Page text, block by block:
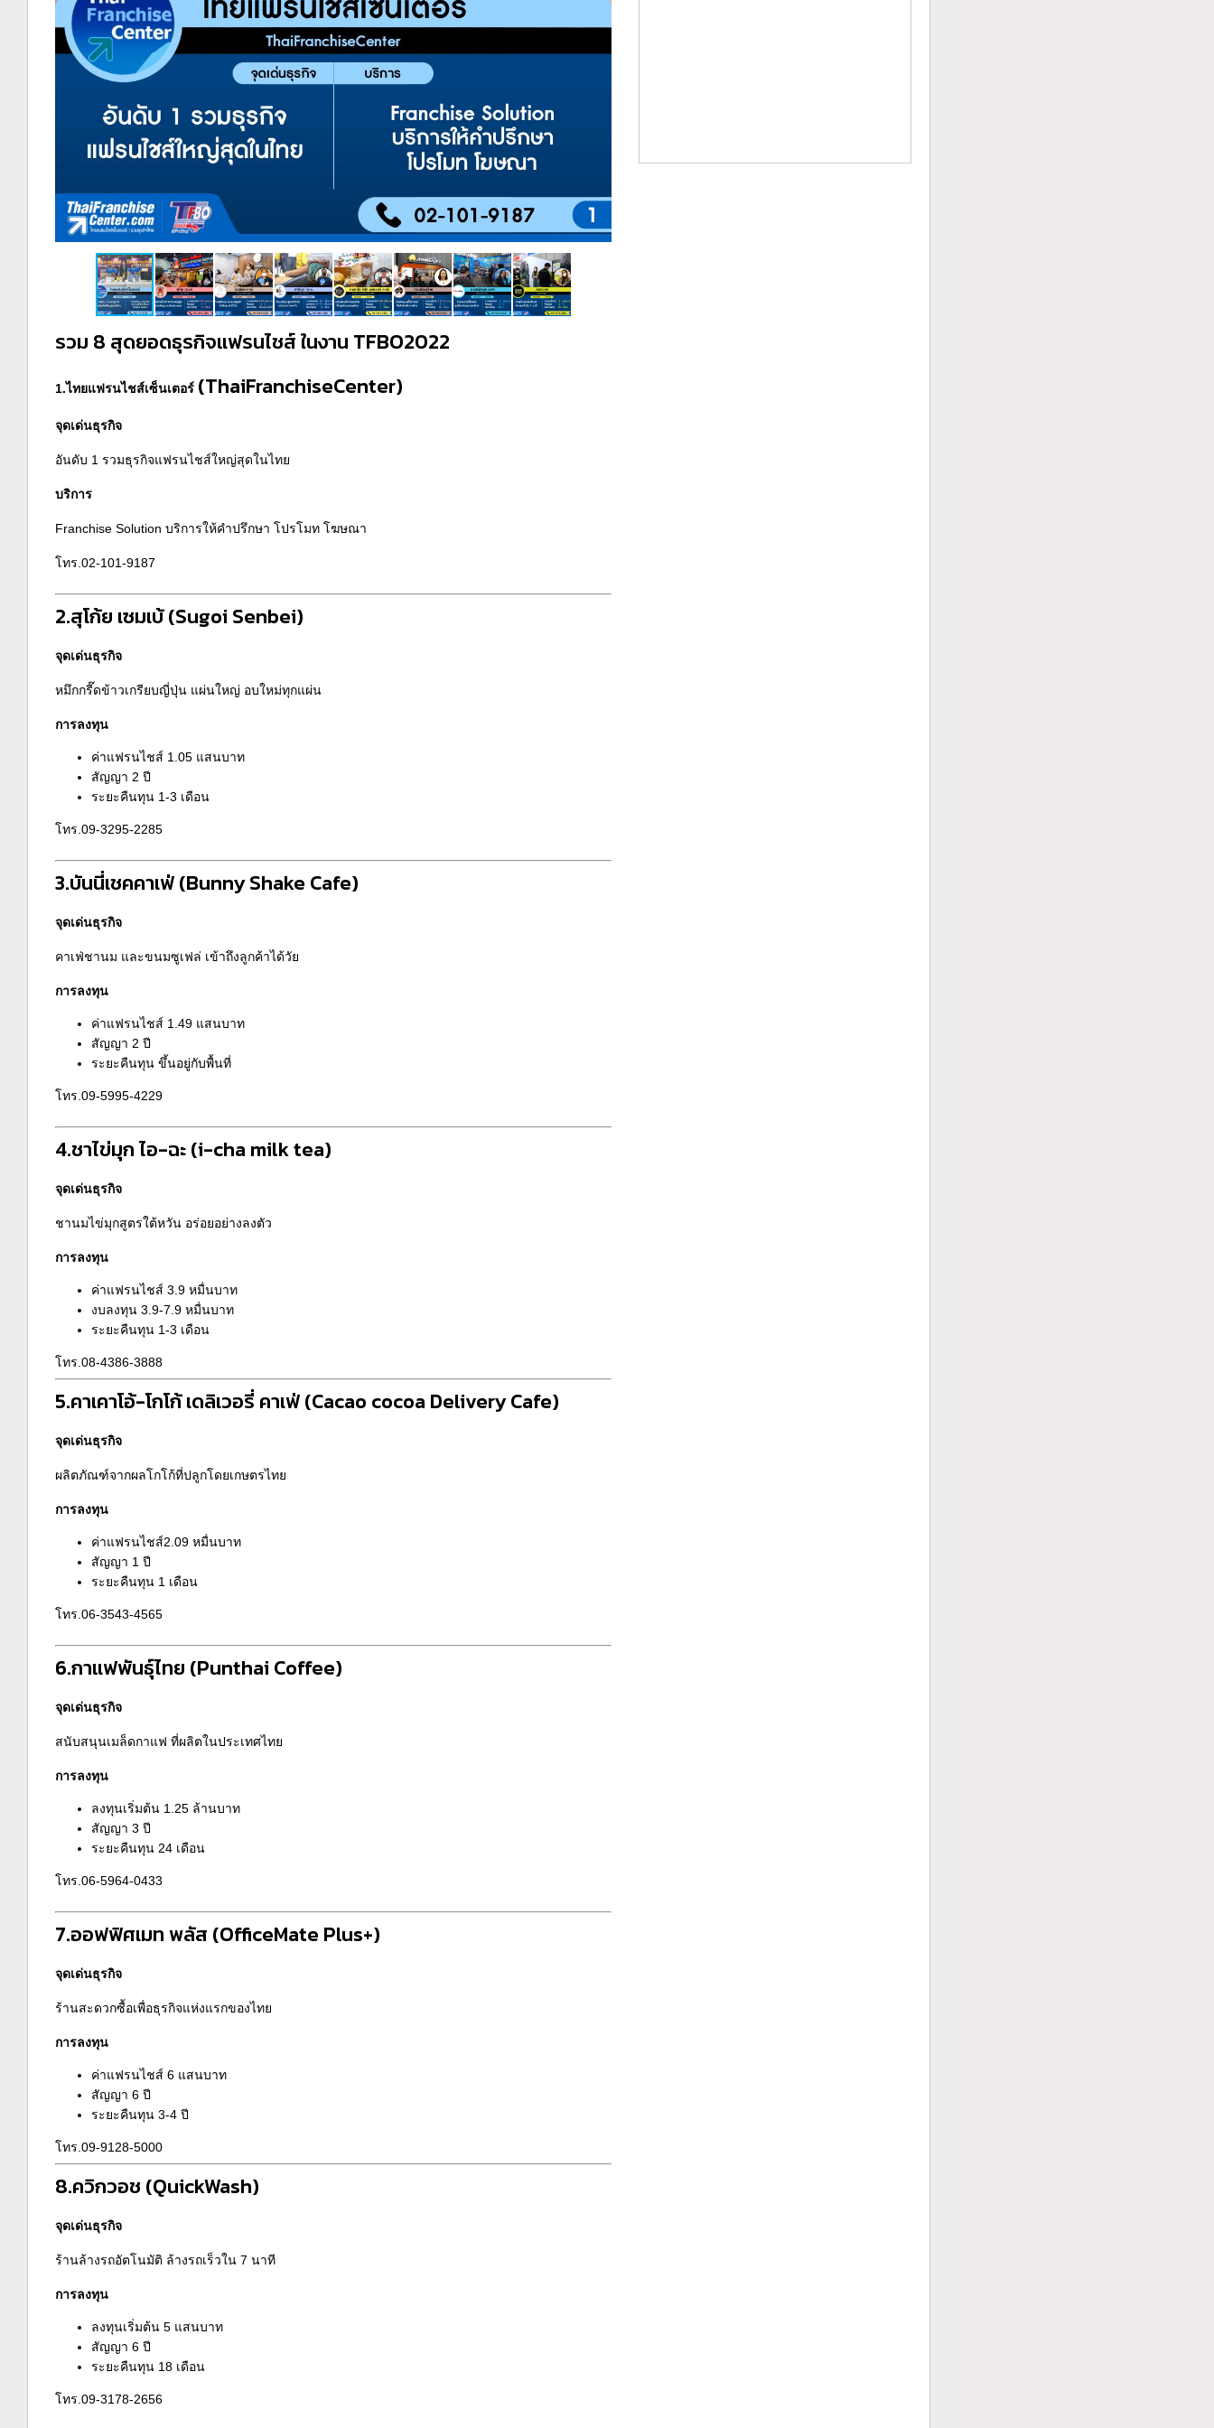
รวม 8 สุดยอดธุรกิจแฟรนไชส์ ในงาน TFBO2022
1.ไทยแฟรนไชส์เซ็นเตอร์ (ThaiFranchiseCenter)
จุดเด่นธุรกิจ
อันดับ 1 รวมธุรกิจแฟรนไชส์ใหญ่สุดในไทย
บริการ
Franchise Solution บริการให้คำปรึกษา โปรโมท โฆษณา
โทร.02-101-9187
2.สุโก้ย เซมเบ้(Sugoi Senbei)
จุดเด่นธุรกิจ
หมึกกรี๊ดข้าวเกรียบญี่ปุ่น แผ่นใหญ่ อบใหม่ทุกแผ่น
การลงทุน
ค่าแฟรนไชส์ 1.05 แสนบาท
สัญญา 2 ปี
ระยะคืนทุน 1-3 เดือน
โทร.09-3295-2285
3.บันนี่เชคคาเฟ่(Bunny Shake Cafe)
จุดเด่นธุรกิจ
คาเฟ่ชานม และขนมซูเฟล่ เข้าถึงลูกค้าได้วัย
การลงทุน
ค่าแฟรนไชส์ 1.49 แสนบาท
สัญญา 2 ปี
ระยะคืนทุน ขึ้นอยู่กับพื้นที่
โทร.09-5995-4229
4.ชาไข่มุก ไอ-ฉะ(i-cha milk tea)
จุดเด่นธุรกิจ
ชานมไข่มุกสูตรใต้หวัน อร่อยอย่างลงตัว
การลงทุน
ค่าแฟรนไชส์ 3.9 หมื่นบาท
งบลงทุน 3.9-7.9 หมื่นบาท
ระยะคืนทุน 1-3 เดือน
โทร.08-4386-3888
5.คาเคาโอ้-โกโก้ เดลิเวอรี่ คาเฟ่(Cacao cocoa Delivery Cafe)
จุดเด่นธุรกิจ
ผลิตภัณฑ์จากผลโกโก้ที่ปลูกโดยเกษตรไทย
การลงทุน
ค่าแฟรนไชส์2.09 หมื่นบาท
สัญญา 1 ปี
ระยะคืนทุน 1 เดือน
โทร.06-3543-4565
6.กาแฟพันธุ์ไทย (Punthai Coffee)
จุดเด่นธุรกิจ
สนับสนุนเมล็ดกาแฟ ที่ผลิตในประเทศไทย
การลงทุน
ลงทุนเริ่มต้น 1.25 ล้านบาท
สัญญา 3 ปี
ระยะคืนทุน 24 เดือน
โทร.06-5964-0433
7.ออฟฟิศเมท พลัส (OfficeMate Plus+)
จุดเด่นธุรกิจ
ร้านสะดวกซื้อเพื่อธุรกิจแห่งแรกของไทย
การลงทุน
ค่าแฟรนไชส์ 6 แสนบาท
สัญญา 6 ปี
ระยะคืนทุน 3-4 ปี
โทร.09-9128-5000
8.ควิกวอช (QuickWash)
จุดเด่นธุรกิจ
ร้านล้างรถอัตโนมัติ ล้างรถเร็วใน 7 นาที
การลงทุน
ลงทุนเริ่มต้น 5 แสนบาท
สัญญา 6 ปี
ระยะคืนทุน 18 เดือน
โทร.09-3178-2656